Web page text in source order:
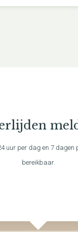
uur per dag en 7 dagen
bereikbaar.